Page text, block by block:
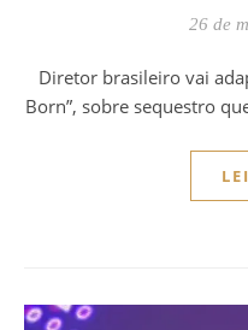
26 de
Diretor brasileiro vai adaptar o livro “El Secuestro de los
Born”, sobre sequestro